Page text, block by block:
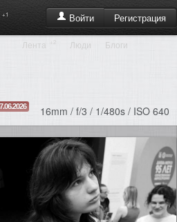
Войти Регистрация
+1
Лента Люди Блоги
16mm / f/3 / 1/480s / ISO 640